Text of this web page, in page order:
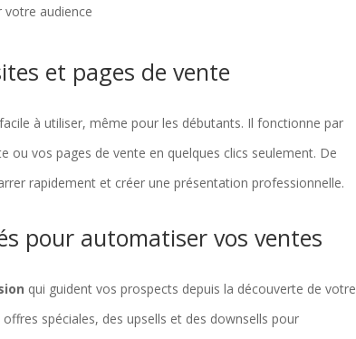
audience
et pages de vente
à utiliser, même pour les débutants. Il fonctionne par
ou vos pages de vente en quelques clics seulement. De
rapidement et créer une présentation professionnelle.
pour automatiser vos ventes
qui guident vos prospects depuis la découverte de votre
spéciales, des upsells et des downsells pour